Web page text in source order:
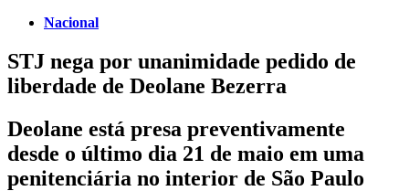
Nacional
STJ nega por unanimidade pedido de
liberdade de Deolane Bezerra
Deolane está presa preventivamente
desde o último dia 21 de maio em uma
penitenciária no interior de São Paulo